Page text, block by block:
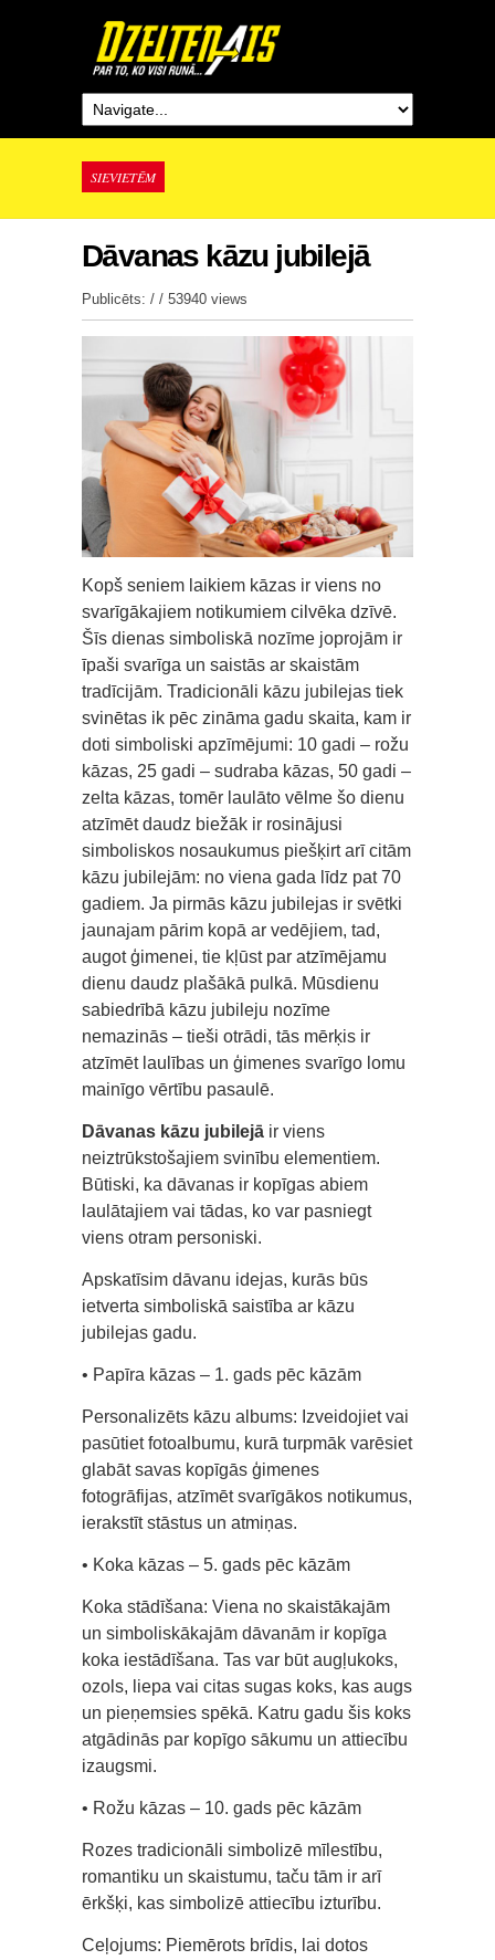
SIEVIETĒM
Dāvanas kāzu jubilejā
Publicēts: / / 53940 views
Kopš seniem laikiem kāzas ir viens no
svarīgākajiem notikumiem cilvēka dzīvē.
Šīs dienas simboliskā nozīme joprojām ir
īpaši svarīga un saistās ar skaistām
tradīcijām. Tradicionāli kāzu jubilejas tiek
svinētas ik pēc zināma gadu skaita, kam ir
doti simboliski apzīmējumi: 10 gadi – rožu
kāzas, 25 gadi – sudraba kāzas, 50 gadi –
zelta kāzas, tomēr laulāto vēlme šo dienu
atzīmēt daudz biežāk ir rosinājusi
simboliskos nosaukumus piešķirt arī citām
kāzu jubilejām: no viena gada līdz pat 70
gadiem. Ja pirmās kāzu jubilejas ir svētki
jaunajam pārim kopā ar vedējiem, tad,
augot ģimenei, tie kļūst par atzīmējamu
dienu daudz plašākā pulkā. Mūsdienu
sabiedrībā kāzu jubileju nozīme
nemazinās – tieši otrādi, tās mērķis ir
atzīmēt laulības un ģimenes svarīgo lomu
mainīgo vērtību pasaulē.
Dāvanas kāzu jubilejā ir viens
neiztrūkstošajiem svinību elementiem.
Būtiski, ka dāvanas ir kopīgas abiem
laulātajiem vai tādas, ko var pasniegt
viens otram personiski.
Apskatīsim dāvanu idejas, kurās būs
ietverta simboliskā saistība ar kāzu
jubilejas gadu.
• Papīra kāzas – 1. gads pēc kāzām
Personalizēts kāzu albums: Izveidojiet vai
pasūtiet fotoalbumu, kurā turpmāk varēsiet
glabāt savas kopīgās ģimenes
fotogrāfijas, atzīmēt svarīgākos notikumus,
ierakstīt stāstus un atmiņas.
• Koka kāzas – 5. gads pēc kāzām
Koka stādīšana: Viena no skaistākajām
un simboliskākajām dāvanām ir kopīga
koka iestādīšana. Tas var būt augļukoks,
ozols, liepa vai citas sugas koks, kas augs
un pieņemsies spēkā. Katru gadu šis koks
atgādinās par kopīgo sākumu un attiecību
izaugsmi.
• Rožu kāzas – 10. gads pēc kāzām
Rozes tradicionāli simbolizē mīlestību,
romantiku un skaistumu, taču tām ir arī
ērkšķi, kas simbolizē attiecību izturību.
Ceļojums: Piemērots brīdis, lai dotos